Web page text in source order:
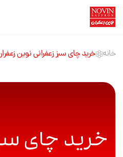
خانه خرید چای سبز زعفرانی نوین
خرید چای